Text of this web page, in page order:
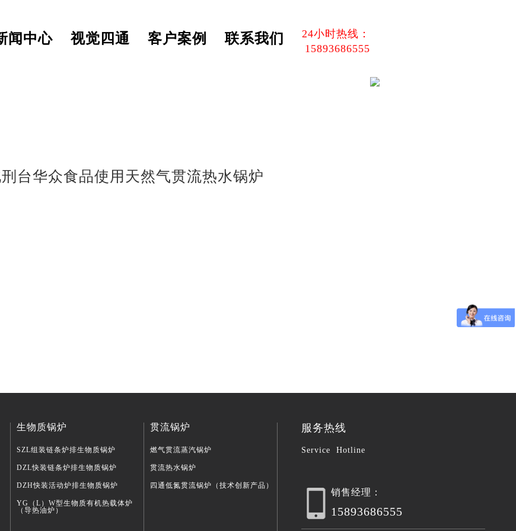
闻中心 视觉四通 客户案例 联系我们
24小时热线：
15893686555
台华众食品使用天然气贯流热水锅炉
生物质锅炉
SZL组装链条炉排生物质锅炉
DZL快装链条炉排生物质锅炉
DZH快装活动炉排生物质锅炉
YG（L）W型生物质有机热载体炉
（导热油炉）
贯流锅炉
燃气贯流蒸汽锅炉
贯流热水锅炉
四通低氮贯流锅炉（技术创新产品）
服务热线
Service Hotline
销售经理：
15893686555